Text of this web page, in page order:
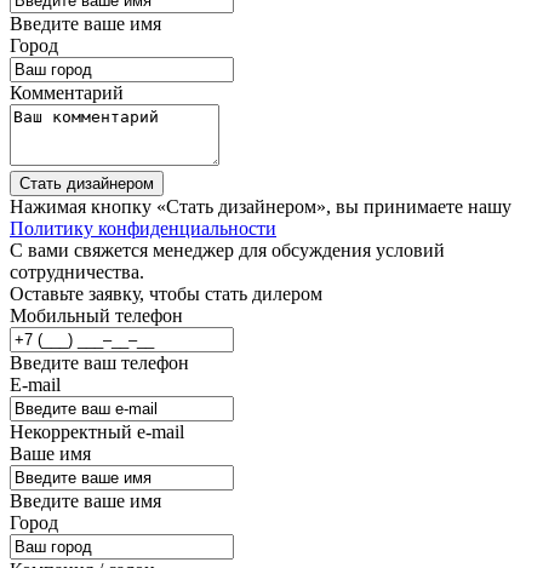
Введите ваше имя
Город
Комментарий
Стать дизайнером
Нажимая кнопку «Стать дизайнером», вы принимаете нашу
Политику конфиденциальности
С вами свяжется менеджер для обсуждения условий
сотрудничества.
Оставьте заявку, чтобы стать дилером
Мобильный телефон
Введите ваш телефон
E-mail
Некорректный e-mail
Ваше имя
Введите ваше имя
Город